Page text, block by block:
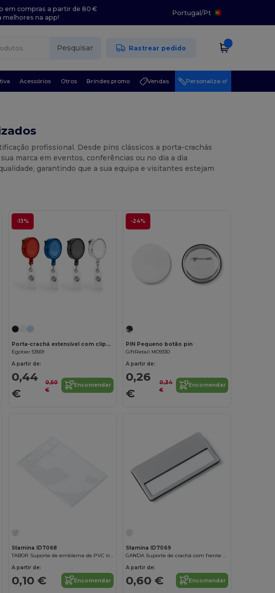
em compras a partir de 80 €
melhores na app!
Portugal/Pt
Pesquisar Rastrear pedido
Acessórios Otros Brindes promo Vendas Personaliza-o!
profissional. Desde pins clássicos a porta-crachás
marca em eventos, conferências ou no dia a dia
garantindo que a sua equipa e visitantes estejam
-13%
Porta-crachá extensível com clipe metálico
Egotier 53569
A partir de:
0,44
€
0,50
€
Encomendar
-24%
PIN Pequeno botão pin
GiftRetail MO9330
A partir de:
0,26
€
0,34
€
Encomendar
Stamina ID7068
TABOR Suporte de emblema de PVC transparente em design vertical
A partir de:
0,10 € Encomendar
Stamina ID7069
GANDA Suporte de crachá com frente de alumínio
A partir de:
0,60 € Encomendar